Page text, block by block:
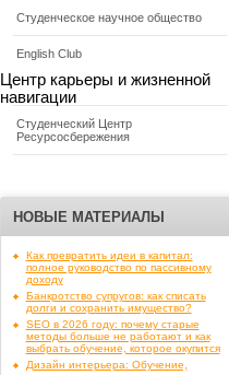
Студенческое научное общество
English Club
Центр карьеры и жизненной
навигации
Студенческий Центр
Ресурсосбережения
НОВЫЕ МАТЕРИАЛЫ
Как превратить идеи в капитал:
полное руководство по пассивному
доходу
Банкротство супругов: как списать
долги и сохранить имущество?
SEO в 2026 году: почему старые
методы больше не работают и как
выбрать обучение, которое окупится
Дизайн интерьера: Обучение,